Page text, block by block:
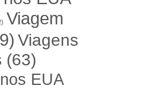
Viagem
Viagens
(63)
EUA